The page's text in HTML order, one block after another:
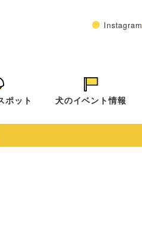
Instagram
ポット 犬のイベント情報